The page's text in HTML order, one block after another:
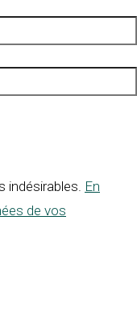
indésirables. En
de vos